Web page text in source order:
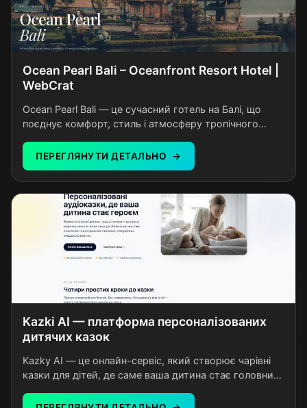
Ocean Pearl Bali – Oceanfront Resort Hotel |
WebCrat
Ocean Pearl Bali — це сучасний готель на Балі, що
поєднує комфорт, стиль і атмосферу тропічного
продуманим дизайном, басейн, ресторан із
локальною та міжнародною кухнею та високий
рівень сервісу. Завдяки зручному розташуванню
готель підходить як для романтичного відпочинку,
так і для сімейної подорожі. Ocean Pearl Bali
створений для тих, хто цінує спокій, якість і
незабутні враження.
ПЕРЕГЛЯНУТИ ДЕТАЛЬНО
Kazki AI — платформа персоналізованих
дитячих казок
Kazky AI — це онлайн-сервіс, який створює чарівні
казки для дітей, де саме ваша дитина стає головним
тему — і за мить отримують унікальну казку з